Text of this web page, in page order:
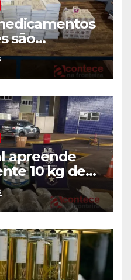
são
Receita
apreende
10 kg de
ao